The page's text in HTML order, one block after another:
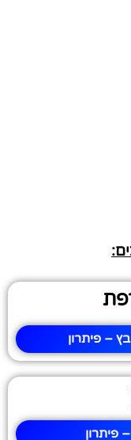
– פיתרון
פיתרון